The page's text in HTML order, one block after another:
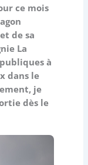
ce mois
de sa
La
à
dans le
je
dès le